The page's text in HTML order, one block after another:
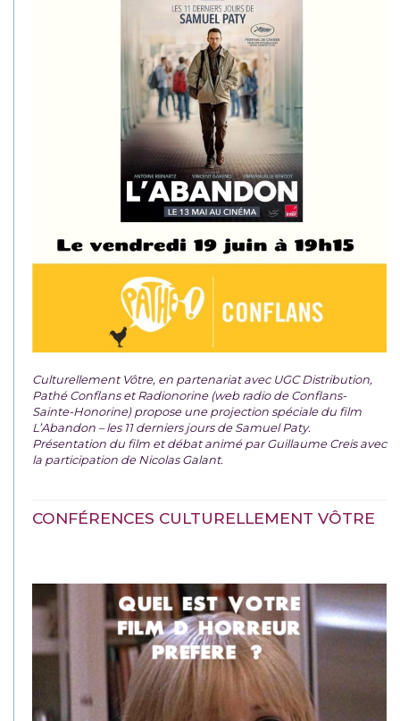
Culturellement Vôtre, en partenariat avec UGC Distribution,
Pathé Conflans et Radionorine (web radio de Conflans-
Sainte-Honorine) propose une projection spéciale du film
L’Abandon – les 11 derniers jours de Samuel Paty.
Présentation du film et débat animé par Guillaume Creis avec
la participation de Nicolas Galant.
CONFÉRENCES CULTURELLEMENT VÔTRE